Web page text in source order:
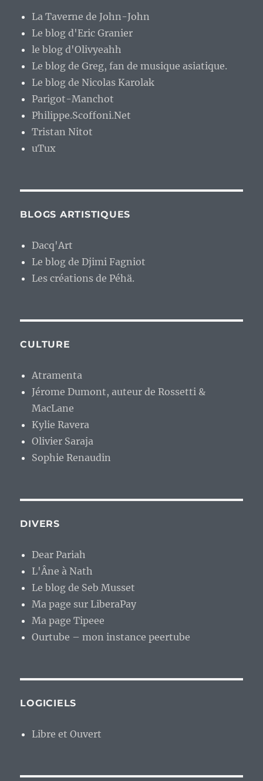
La Taverne de John-John
Le blog d'Eric Granier
le blog d'Olivyeahh
Le blog de Greg, fan de musique asiatique.
Le blog de Nicolas Karolak
Parigot-Manchot
Philippe.Scoffoni.Net
Tristan Nitot
uTux
BLOGS ARTISTIQUES
Dacq'Art
Le blog de Djimi Fagniot
Les créations de Péhä.
CULTURE
Atramenta
Jérome Dumont, auteur de Rossetti &
MacLane
Kylie Ravera
Olivier Saraja
Sophie Renaudin
DIVERS
Dear Pariah
L'Âne à Nath
Le blog de Seb Musset
Ma page sur LiberaPay
Ma page Tipeee
Ourtube – mon instance peertube
LOGICIELS
Libre et Ouvert